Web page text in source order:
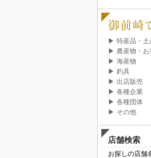
▶ 特産品・土
▶ 農産物・お
▶ 海産物
▶ 釣具
▶ 出店販売
▶ 各種企業
▶ 各種団体
▶ その他
店舗検索
お探しの店舗